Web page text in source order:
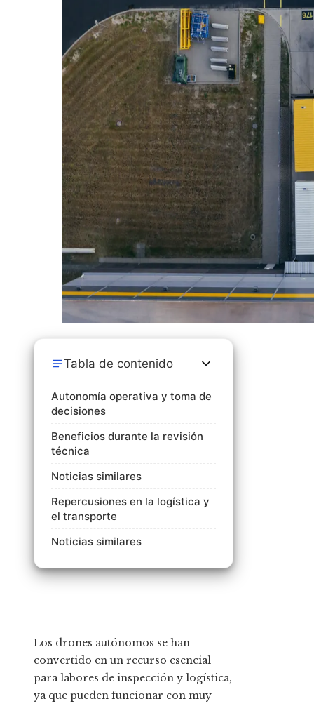
Tabla de contenido
Autonomía operativa y toma de
decisiones
Beneficios durante la revisión
técnica
Noticias similares
Repercusiones en la logística y
el transporte
Noticias similares
Los drones autónomos se han
convertido en un recurso esencial
para labores de inspección y logística,
ya que pueden funcionar con muy